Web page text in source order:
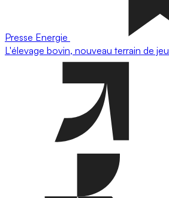
Presse Energie
L'élevage bovin, nouveau terrain de